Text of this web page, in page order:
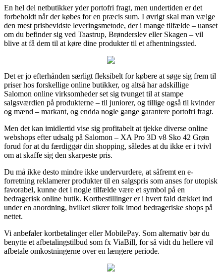
En hel del netbutikker yder portofri fragt, men undertiden er det
forbeholdt når der købes for en præcis sum. I øvrigt skal man vælge
den mest prisbevidste leveringsmetode, der i mange tilfælde – uanset
om du befinder sig ved Taastrup, Brønderslev eller Skagen – vil
blive at få dem til at køre dine produkter til et afhentningssted.
Det er jo efterhånden særligt fleksibelt for købere at søge sig frem til
priser hos forskellige online butikker, og altså har adskillige
Salomon online virksomheder set sig tvunget til at stampe
salgsværdien på produkterne – til juniorer, og tillige også til kvinder
og mænd – markant, og endda nogle gange garantere portofri fragt.
Men det kan imidlertid vise sig profitabelt at tjekke diverse online
webshops efter udsalg på Salomon – XA Pro 3D v8 Sko 42 Grøn
forud for at du færdiggør din shopping, således at du ikke er i tvivl
om at skaffe sig den skarpeste pris.
Du må ikke desto mindre ikke undervurdere, at såfremt en e-
forretning reklamerer produkter til en salgspris som anses for utopisk
favorabel, kunne det i nogle tilfælde være et symbol på en
bedragerisk online butik. Kortbestillinger er i hvert fald dækket ind
under en anordning, hvilket sikrer folk imod bedrageriske shops på
nettet.
Vi anbefaler kortbetalinger eller MobilePay. Som alternativ bør du
benytte et afbetalingstilbud som fx ViaBill, for så vidt du hellere vil
afbetale omkostningerne over en længere periode.